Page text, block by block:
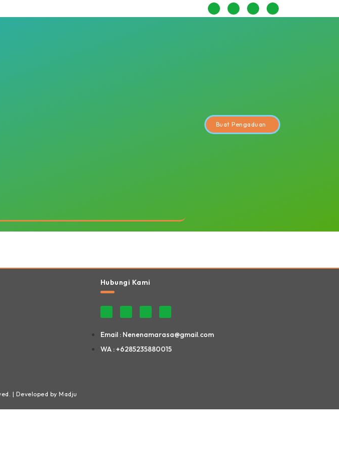
Buat Pengaduan
Hubungi Kami
Email : Nenenamarasa@gmail.com
WA : +6285235880015
| Developed by Madju